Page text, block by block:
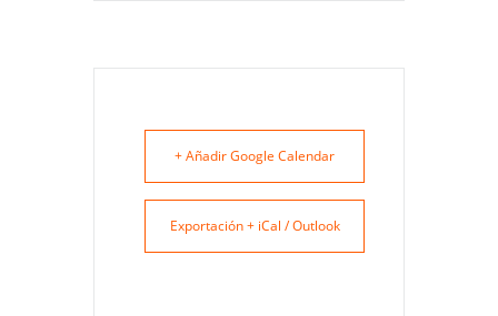
+ Añadir Google Calendar
Exportación + iCal / Outlook